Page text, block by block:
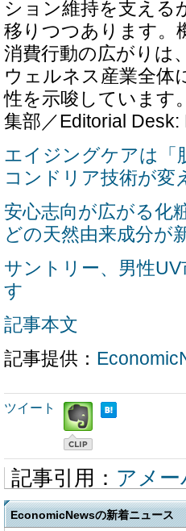
ション維持を支える
移りつつあります。
消費行動の広がりは
ウェルネス産業全体
性を示唆しています
集部／Editorial
エイジングケアは
コンドリア技術が変
安心志向が広がる化
どの天然由来成分が
サントリー、男性
す
記事本文
記事提供：
ツイート
記事引用： アメー
EconomicNewsの新着ニュース